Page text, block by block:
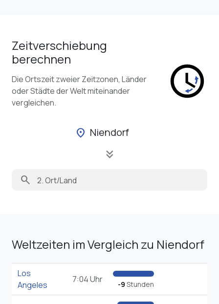
Zeitverschiebung
berechnen
Die Ortszeit zweier Zeitzonen, Länder
oder Städte der Welt miteinander
vergleichen.
location_on Niendorf
keyboard_double_arrow_down
search
Weltzeiten im Vergleich zu Niendorf
Los
Angeles
7:04 Uhr -9 Stunden